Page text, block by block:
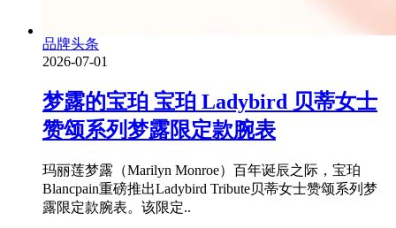
品牌头条
2026-07-01
梦露的宝珀 宝珀 Ladybird 贝蒂女士
赞颂系列梦露限定款腕表
玛丽莲梦露（Marilyn Monroe）百年诞辰之际，宝珀
Blancpain重磅推出Ladybird Tribute贝蒂女士赞颂系列梦
露限定款腕表。该限定..